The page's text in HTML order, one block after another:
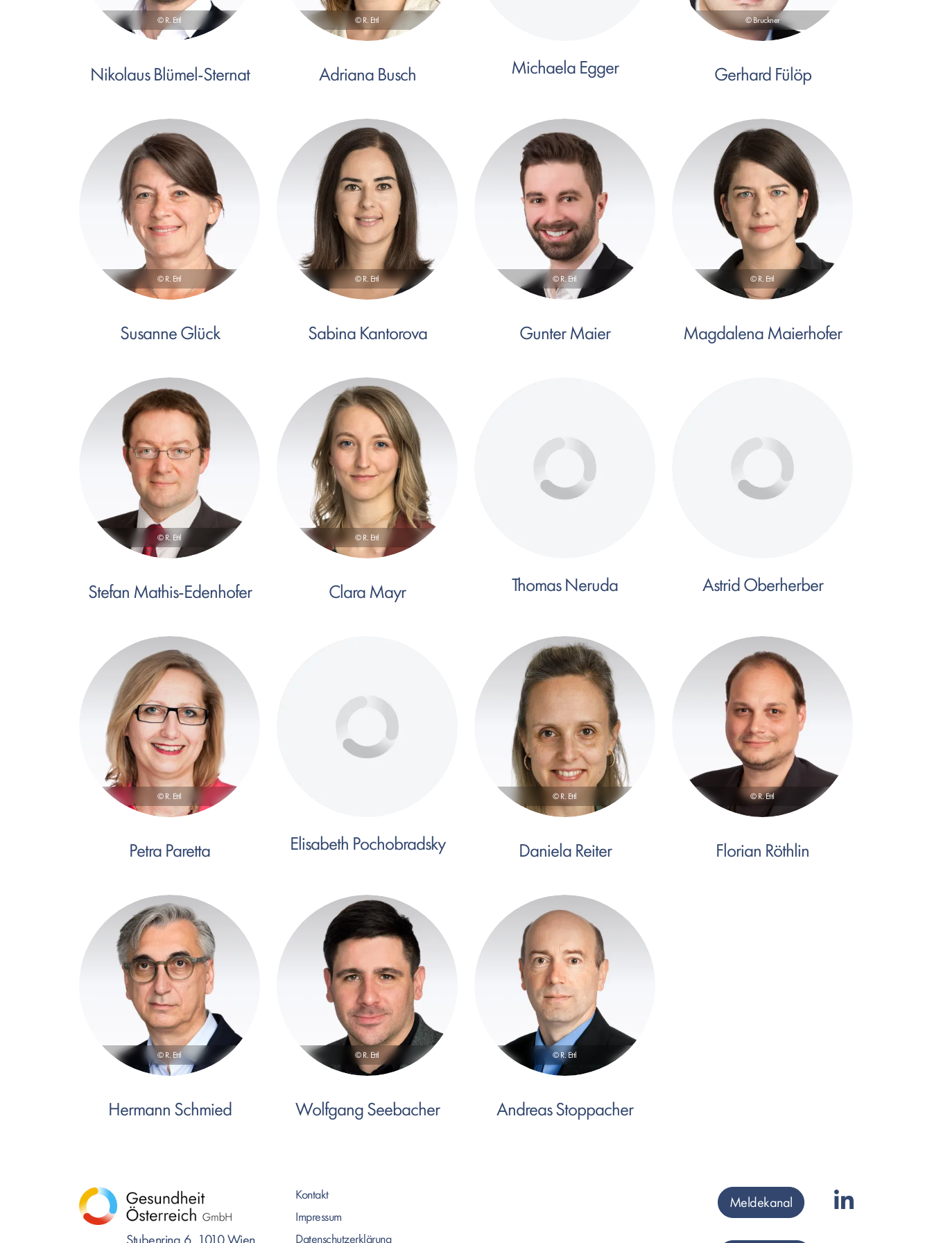
© R. Ettl
Nikolaus Blümel-Sternat
© R. Ettl
Adriana Busch Michaela Egger
© Bruckner
Gerhard Fülöp
© R. Ettl
Susanne Glück
© R. Ettl
Sabina Kantorova
© R. Ettl
Gunter Maier
© R. Ettl
Magdalena Maierhofer
© R. Ettl
Stefan Mathis-Edenhofer
© R. Ettl
Clara Mayr Thomas Neruda Astrid Oberherber
© R. Ettl
Petra Paretta Elisabeth Pochobradsky
© R. Ettl
Daniela Reiter
© R. Ettl
Florian Röthlin
© R. Ettl
Hermann Schmied
© R. Ettl
Wolfgang Seebacher
© R. Ettl
Andreas Stoppacher
Kontakt
Impressum
Datenschutzerklärung
Meldekanal